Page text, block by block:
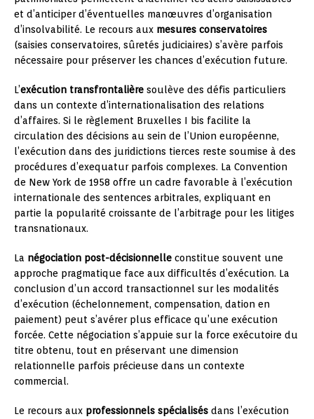
et d’anticiper d’éventuelles manœuvres d’organisation
d’insolvabilité. Le recours aux mesures conservatoires
(saisies conservatoires, sûretés judiciaires) s’avère parfois
nécessaire pour préserver les chances d’exécution future.
L’exécution transfrontalière soulève des défis particuliers
dans un contexte d’internationalisation des relations
d’affaires. Si le règlement Bruxelles I bis facilite la
circulation des décisions au sein de l’Union européenne,
l’exécution dans des juridictions tierces reste soumise à des
procédures d’exequatur parfois complexes. La Convention
de New York de 1958 offre un cadre favorable à l’exécution
internationale des sentences arbitrales, expliquant en
partie la popularité croissante de l’arbitrage pour les litiges
transnationaux.
La négociation post-décisionnelle constitue souvent une
approche pragmatique face aux difficultés d’exécution. La
conclusion d’un accord transactionnel sur les modalités
d’exécution (échelonnement, compensation, dation en
paiement) peut s’avérer plus efficace qu’une exécution
forcée. Cette négociation s’appuie sur la force exécutoire du
titre obtenu, tout en préservant une dimension
relationnelle parfois précieuse dans un contexte
commercial.
Le recours aux professionnels spécialisés dans l’exécution